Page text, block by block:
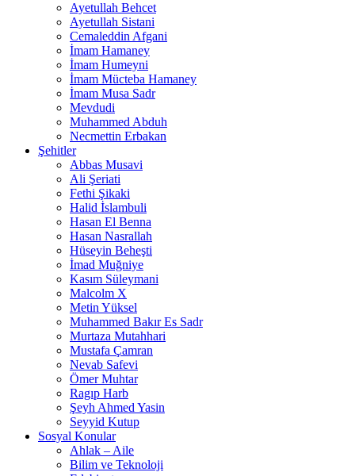
Ayetullah Behcet
Ayetullah Sistani
Cemaleddin Afgani
İmam Hamaney
İmam Humeyni
İmam Mücteba Hamaney
İmam Musa Sadr
Mevdudi
Muhammed Abduh
Necmettin Erbakan
Şehitler
Abbas Musavi
Ali Şeriati
Fethi Şikaki
Halid İslambuli
Hasan El Benna
Hasan Nasrallah
Hüseyin Beheşti
İmad Muğniye
Kasım Süleymani
Malcolm X
Metin Yüksel
Muhammed Bakır Es Sadr
Murtaza Mutahhari
Mustafa Çamran
Nevab Safevi
Ömer Muhtar
Ragıp Harb
Şeyh Ahmed Yasin
Seyyid Kutup
Sosyal Konular
Ahlak – Aile
Bilim ve Teknoloji